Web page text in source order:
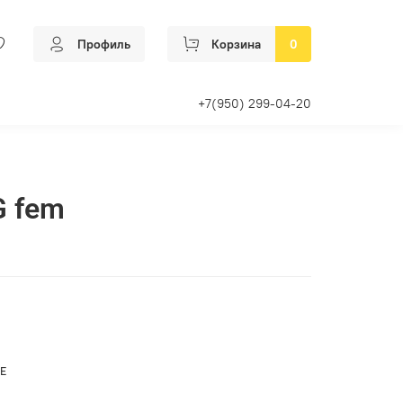
Профиль Корзина 0
+7(950) 299-04-20
fem